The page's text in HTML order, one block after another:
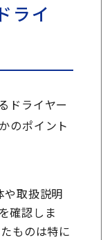
ライ
ドライヤー
のポイント
や取扱説明
確認しま
ものは特に